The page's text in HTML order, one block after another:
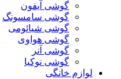
گوشی آیفون
گوشی سامسونگ
گوشی شیائومی
گوشی هواوی
گوشی آنر
گوشی نوکیا
لوازم خانگی